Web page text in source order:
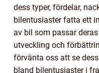
dess typer, fördelar,
bilentusiaster fatta ett
av bil som passar
utveckling och
förvänta oss att se
bland bilentusiaster i